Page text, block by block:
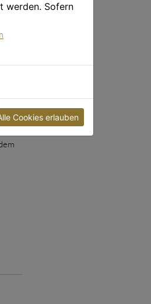
werden. Sofern
Cookies erlauben